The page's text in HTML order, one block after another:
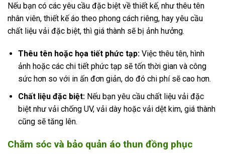
Nếu bạn có các yêu cầu đặc biệt về thiết kế, như thêu tên
nhân viên, thiết kế áo theo phong cách riêng, hay yêu cầu
chất liệu vải đặc biệt, thì giá thành sẽ bị ảnh hưởng.
Thêu tên hoặc họa tiết phức tạp:Việc thêu tên, hình
ảnh hoặc các chi tiết phức tạp sẽ tốn thời gian và công
sức hơn so với in ấn đơn giản, do đó chi phí sẽ cao hơn.
Chất liệu đặc biệt:Nếu bạn yêu cầu chất liệu vải đặc
biệt như vải chống UV, vải dày hoặc vải dệt kim, giá thành
cũng sẽ tăng lên.
Chăm sóc và bảo quản áo thun đồng phục